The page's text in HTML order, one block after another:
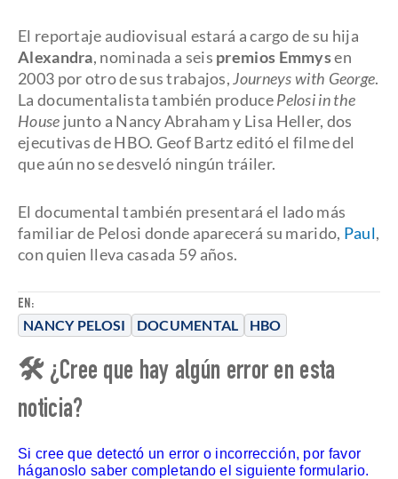
EN:
NANCY PELOSI DOCUMENTAL HBO
El reportaje audiovisual estará a cargo de su hija
Alexandra, nominada a seis premios Emmysen
2003 por otro de sus trabajos,Journeys with George.
La documentalista también producePelosi in the
House junto a Nancy Abraham y Lisa Heller, dos
ejecutivas de HBO. Geof Bartz editó el filme del
que aún no se desveló ningún tráiler.
El documental también presentará el lado más
familiar de Pelosi donde aparecerá su marido, Paul,
con quien lleva casada 59 años.
🛠 ¿Cree que hay algún error en esta
noticia?
Si cree que detectó un error o incorrección, por favor
háganoslo saber completando el siguiente formulario.